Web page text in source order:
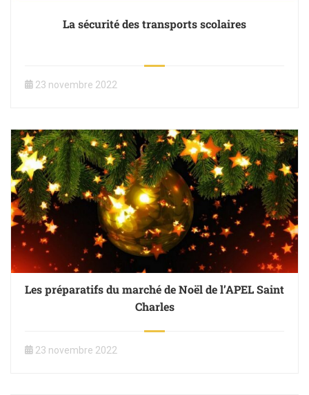
La sécurité des transports scolaires
23 novembre 2022
Les préparatifs du marché de Noël de l’APEL Saint
Charles
23 novembre 2022